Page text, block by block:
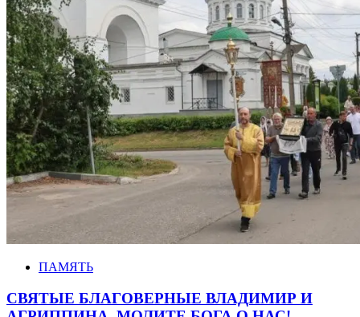
ПАМЯТЬ
СВЯТЫЕ БЛАГОВЕРНЫЕ ВЛАДИМИР И